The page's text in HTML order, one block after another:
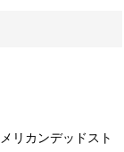
リカンデッドスト